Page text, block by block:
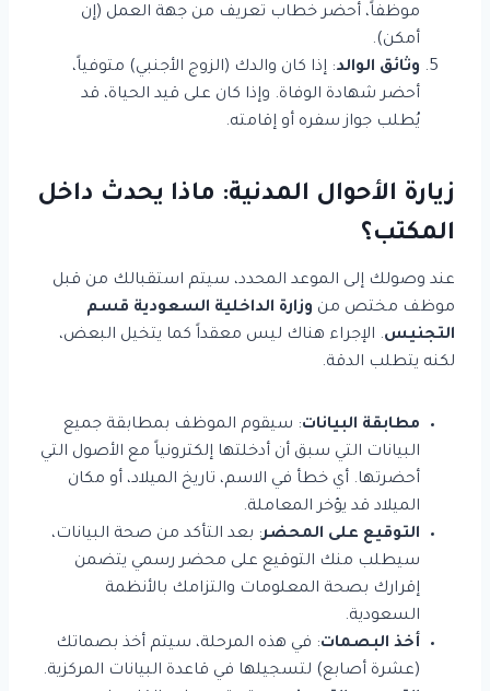
موظفاً، أحضر خطاب تعريف من جهة العمل (إن
أمكن).
وثائق الوالد: إذا كان والدك (الزوج الأجنبي) متوفياً،
أحضر شهادة الوفاة. وإذا كان على قيد الحياة، قد
يُطلب جواز سفره أو إقامته.
زيارة الأحوال المدنية: ماذا يحدث داخل
المكتب؟
عند وصولك إلى الموعد المحدد، سيتم استقبالك من قبل
موظف مختص من وزارة الداخلية السعودية قسم
التجنيس. الإجراء هناك ليس معقداً كما يتخيل البعض،
لكنه يتطلب الدقة.
مطابقة البيانات: سيقوم الموظف بمطابقة جميع
البيانات التي سبق أن أدخلتها إلكترونياً مع الأصول التي
أحضرتها. أي خطأ في الاسم، تاريخ الميلاد، أو مكان
الميلاد قد يؤخر المعاملة.
التوقيع على المحضر: بعد التأكد من صحة البيانات،
سيطلب منك التوقيع على محضر رسمي يتضمن
إقرارك بصحة المعلومات والتزامك بالأنظمة
السعودية.
أخذ البصمات: في هذه المرحلة، سيتم أخذ بصماتك
(عشرة أصابع) لتسجيلها في قاعدة البيانات المركزية.